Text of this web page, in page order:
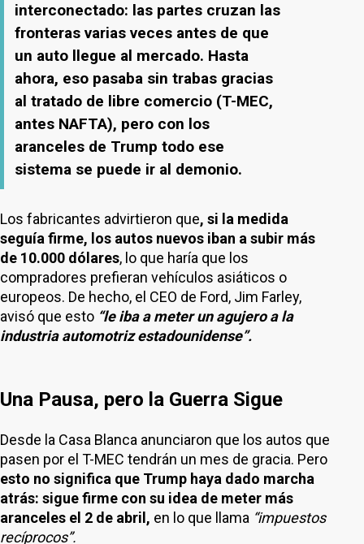
interconectado: las partes cruzan las
fronteras varias veces antes de que
un auto llegue al mercado. Hasta
ahora, eso pasaba sin trabas gracias
al tratado de libre comercio (T-MEC,
antes NAFTA), pero con los
aranceles de Trump todo ese
sistema se puede ir al demonio.
Los fabricantes advirtieron que, si la medida
seguía firme, los autos nuevos iban a subir más
de 10.000 dólares, lo que haría que los
compradores prefieran vehículos asiáticos o
europeos. De hecho, el CEO de Ford, Jim Farley,
avisó que esto “le iba a meter un agujero a la
industria automotriz estadounidense”.
Una Pausa, pero la Guerra Sigue
Desde la Casa Blanca anunciaron que los autos que
pasen por el T-MEC tendrán un mes de gracia. Pero
esto no significa que Trump haya dado marcha
atrás: sigue firme con su idea de meter más
aranceles el 2 de abril, en lo que llama “impuestos
recíprocos”.